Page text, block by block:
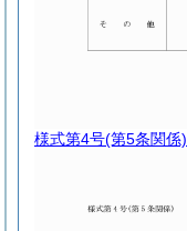
様式第4号(第5条関係)